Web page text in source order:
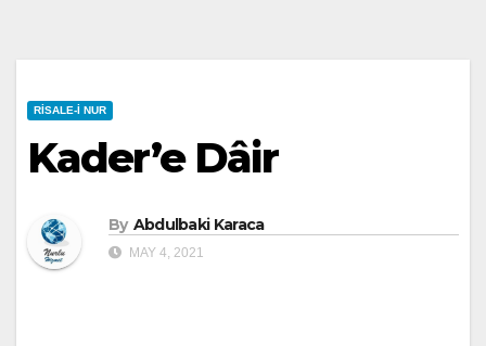
RISALE-I NUR
Kader’e Dâir
By Abdulbaki Karaca
MAY 4, 2021